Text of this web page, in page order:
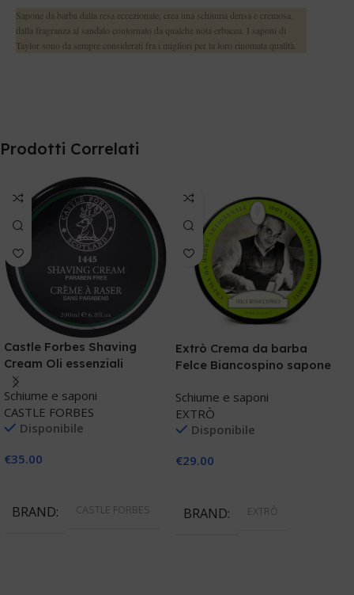
Sapone da barba dalla resa eccezionale, crea una schiuma densa e cremosa,
dalla fragranza al sandalo contornato da qualche nota erbacea. I saponi di
Taylor sono da sempre considerati fra i migliori per la loro rinomata qualità.
Prodotti Correlati
Castle Forbes Shaving
Cream Oli essenziali
Schiume e saponi
CASTLE FORBES
Disponibile
€35.00
BRAND CASTLE FORBES
Extrò Crema da barba
Felce Biancospino sapone
Schiume e saponi
EXTRÒ
Disponibile
€29.00
BRAND EXTRÒ